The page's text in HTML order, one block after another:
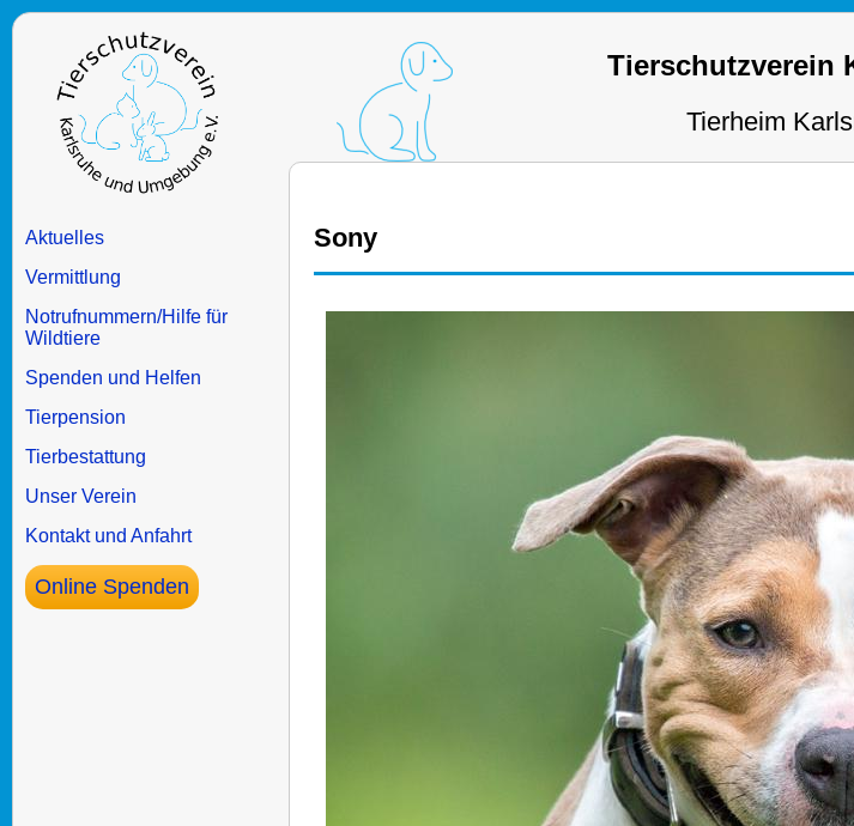
Tierschutzverein
Tierheim
Aktuelles
Vermittlung
Notrufnummern/Hilfe für
Wildtiere
Spenden und Helfen
Tierpension
Tierbestattung
Unser Verein
Kontakt und Anfahrt
Online Spenden
Sony